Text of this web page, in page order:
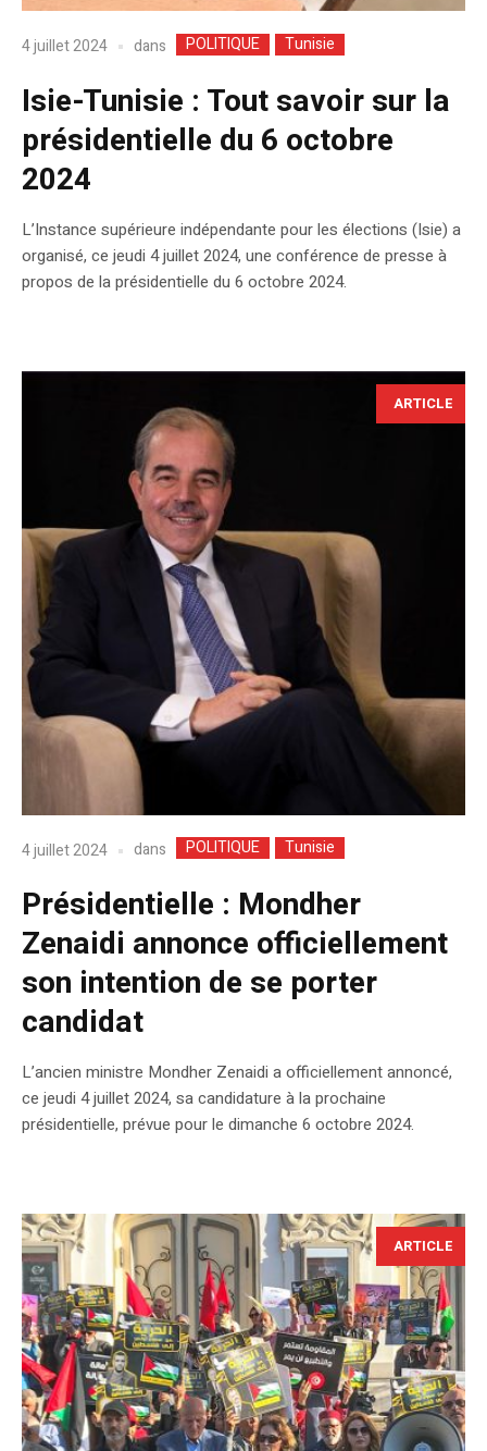
4 juillet 2024 dans POLITIQUE Tunisie
Isie-Tunisie : Tout savoir sur la
présidentielle du 6 octobre
2024
L’Instance supérieure indépendante pour les élections (Isie) a
organisé, ce jeudi 4 juillet 2024, une conférence de presse à
propos de la présidentielle du 6 octobre 2024.
ARTICLE
4 juillet 2024 dans POLITIQUE Tunisie
Présidentielle : Mondher
Zenaidi annonce officiellement
son intention de se porter
candidat
L’ancien ministre Mondher Zenaidi a officiellement annoncé,
ce jeudi 4 juillet 2024, sa candidature à la prochaine
présidentielle, prévue pour le dimanche 6 octobre 2024.
ARTICLE